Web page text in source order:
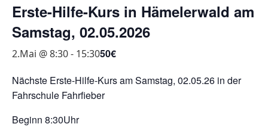
Erste-Hilfe-Kurs in Hämelerwald am
Samstag, 02.05.2026
2.Mai @ 8:30- 15:3050€
Nächste Erste-Hilfe-Kurs am Samstag, 02.05.26 in der
Fahrschule Fahrfieber
Beginn 8:30Uhr